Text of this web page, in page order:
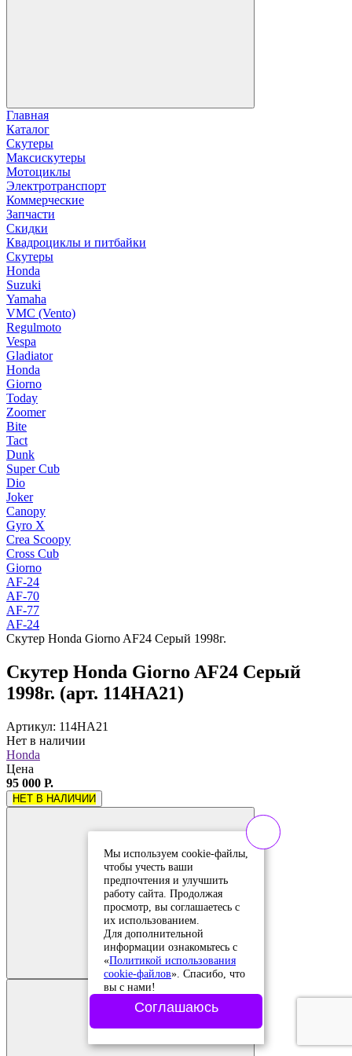
Главная
Каталог
Скутеры
Максискутеры
Мотоциклы
Электротранспорт
Коммерческие
Запчасти
Скидки
Квадроциклы и питбайки
Скутеры
Honda
Suzuki
Yamaha
VMC (Vento)
Regulmoto
Vespa
Gladiator
Honda
Giorno
Today
Zoomer
Bite
Tact
Dunk
Super Cub
Dio
Joker
Canopy
Gyro X
Crea Scoopy
Cross Cub
Giorno
AF-24
AF-70
AF-77
AF-24
Скутер Honda Giorno AF24 Серый 1998г.
Скутер Honda Giorno AF24 Серый
1998г. (арт. 114HA21)
Артикул: 114HA21
Нет в наличии
Honda
Цена
95 000 Р.
НЕТ В НАЛИЧИИ
Добавить в
сравнение
Добавлено в
сравнение
Мы используем cookie-файлы,
чтобы учесть ваши
предпочтения и улучшить
работу сайта. Продолжая
просмотр, вы соглашаетесь с
их использованием.
Для дополнительной
информации ознакомьтесь с
«Политикой использования
cookie-файлов». Спасибо, что
вы с нами!
Соглашаюсь